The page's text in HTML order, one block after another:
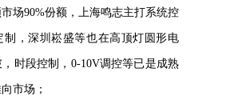
场90%份额，上海鸣志主打系统控
制，深圳崧盛等也在高顶灯圆形电
时段控制，0-10V调控等已是成熟
市场；